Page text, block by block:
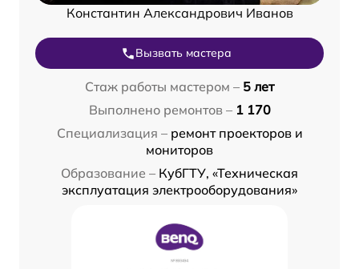
Константин Александрович Иванов
Вызвать мастера
Стаж работы мастером – 5 лет
Выполнено ремонтов – 1 170
Специализация – ремонт проекторов и
мониторов
Образование – КубГТУ, «Техническая
эксплуатация электрооборудования»